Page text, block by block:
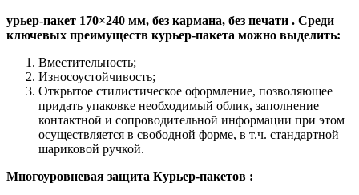
урьер-пакет 170×240 мм, без кармана, без печати . Среди
ключевых преимуществ курьер-пакета можно выделить:
Вместительность;
Износоустойчивость;
Открытое стилистическое оформление, позволяющее
придать упаковке необходимый облик, заполнение
контактной и сопроводительной информации при этом
осуществляется в свободной форме, в т.ч. стандартной
шариковой ручкой.
Многоуровневая защита Курьер-пакетов :